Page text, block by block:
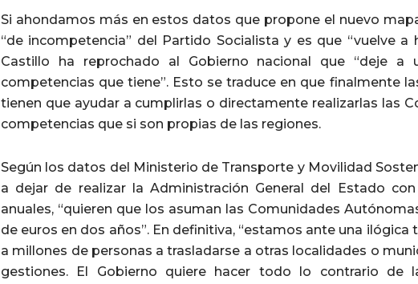
Si ahondamos más en estos datos que propone el nuevo
“de incompetencia” del Partido Socialista y es que “vuelve
Castillo ha reprochado al Gobierno nacional que “deje
competencias que tiene”. Esto se traduce en que finalmente
tienen que ayudar a cumplirlas o directamente realizarlas las
competencias que si son propias de las regiones.
Según los datos del Ministerio de Transporte y Movilidad
a dejar de realizar la Administración General del Estado
anuales, “quieren que los asuman las Comunidades
de euros en dos años”. En definitiva, “estamos ante una
a millones de personas a trasladarse a otras localidades o
gestiones. El Gobierno quiere hacer todo lo contrario de